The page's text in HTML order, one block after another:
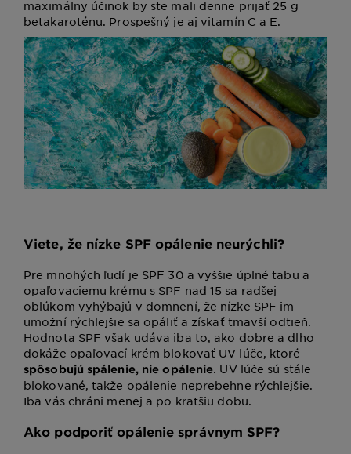
maximálny účinok by ste mali denne prijať 25 g
betakaroténu. Prospešný je aj vitamín C a E.
Viete, že nízke SPF opálenie neurýchli?
Pre mnohých ľudí je SPF 30 a vyššie úplné tabu a
opaľovaciemu krému s SPF nad 15 sa radšej
oblúkom vyhýbajú v domnení, že nízke SPF im
umožní rýchlejšie sa opáliť a získať tmavší odtieň.
Hodnota SPF však udáva iba to, ako dobre a dlho
dokáže opaľovací krém blokovať UV lúče, ktoré
spôsobujú spálenie, nie opálenie. UV lúče sú stále
blokované, takže opálenie neprebehne rýchlejšie.
Iba vás chráni menej a po kratšiu dobu.
Ako podporiť opálenie správnym SPF?